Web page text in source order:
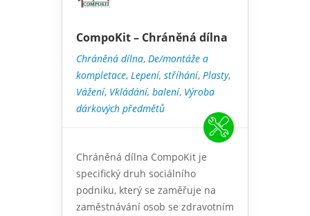
CompoKit – Chráněná dílna
Chráněná dílna, De/montáže a
kompletace, Lepení, stříhání, Plasty,
Vážení, Vkládání, balení, Výroba
dárkových předmětů
Chráněná dílna CompoKit je
specifický druh sociálního
podniku, který se zaměřuje na
zaměstnávání osob se zdravotním